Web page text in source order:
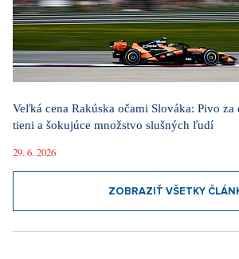
Veľká cena Rakúska očami Slováka: Pivo
tieni a šokujúce množstvo slušných ľudí
29. 6. 2026
ZOBRAZIŤ VŠETKY